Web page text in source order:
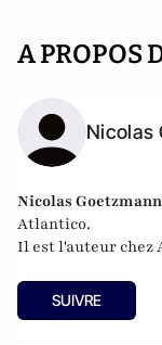
A PROPOS
Nicolas
Nicolas Goetzmann
Atlantico.
Il est l'auteur chez
SUIVRE